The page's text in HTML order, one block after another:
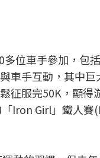
位車手參加，包
車手互動，其中巨
征服完50K，顯得
Iron Girl」鐵人